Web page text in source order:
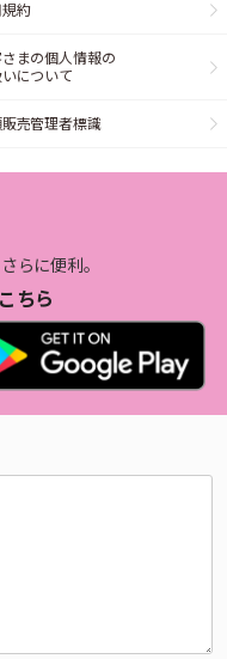
約
さまの個人情報の
について
売管理者標識
らに便利。
ちら